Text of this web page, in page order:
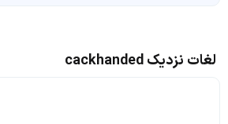
لغات نزدیک cackhanded